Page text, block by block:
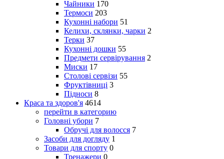
Чайники 170
Термоси 203
Кухонні набори 51
Келихи, склянки, чарки 2
Терки 37
Кухонні дошки 55
Предмети сервірування 2
Миски 17
Столові сервізи 55
Фруктівниці 3
Підноси 8
Краса та здоров'я 4614
перейти в категорию
Головні убори 7
Обручі для волосся 7
Засоби для догляду 1
Товари для спорту 0
Тренажери 0